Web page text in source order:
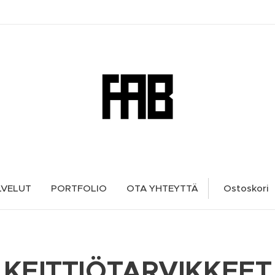
PORTFOLIO OTA YHTEYTTÄ Ostoskori